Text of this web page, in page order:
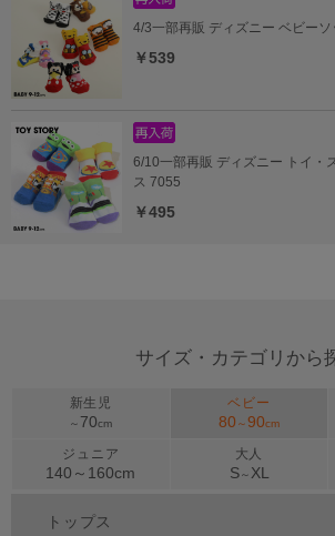
4/3一部再販 ディズニー ベビー
￥539
6/10一部再販 ディズニー トイ・
ス 7055
￥495
サイズ・カテゴリから
新生児
～ 70cm
ベビー
80 ～90cm
ジュニア
140～ 160cm
大人
S～ XL
トップス